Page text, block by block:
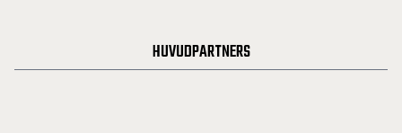
HUVUDPARTNERS